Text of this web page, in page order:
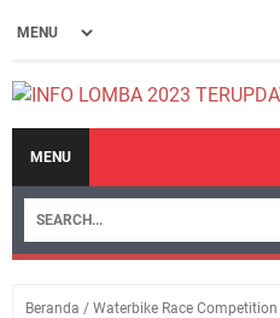
MENU
Beranda / Waterbike Race